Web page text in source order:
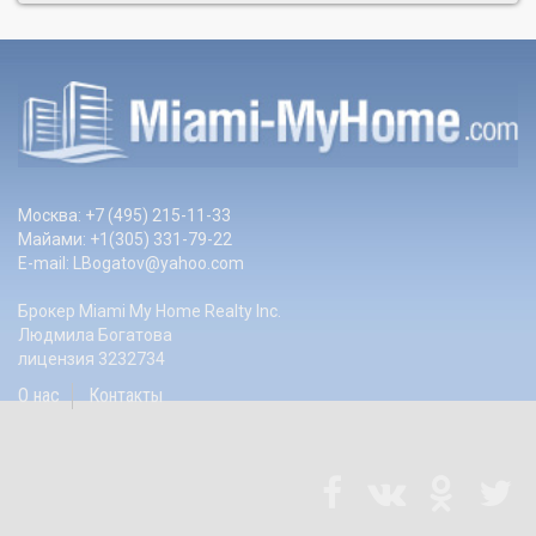
Москва: +7 (495) 215-11-33
Майами: +1(305) 331-79-22
E-mail: LBogatov@yahoo.com
Брокер Miami My Home Realty Inc.
Людмила Богатова
лицензия 3232734
О нас Контакты